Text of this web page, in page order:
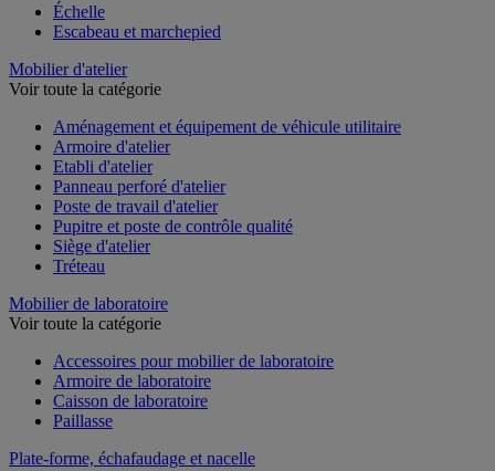
Échelle
Escabeau et marchepied
Mobilier d'atelier
Voir toute la catégorie
Aménagement et équipement de véhicule utilitaire
Armoire d'atelier
Etabli d'atelier
Panneau perforé d'atelier
Poste de travail d'atelier
Pupitre et poste de contrôle qualité
Siège d'atelier
Tréteau
Mobilier de laboratoire
Voir toute la catégorie
Accessoires pour mobilier de laboratoire
Armoire de laboratoire
Caisson de laboratoire
Paillasse
Plate-forme, échafaudage et nacelle